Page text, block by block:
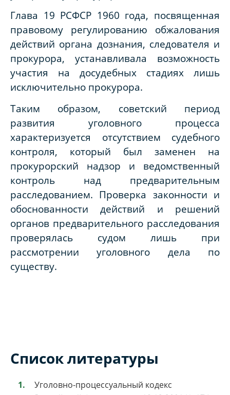
Глава 19 РСФСР 1960 года, посвященная
правовому регулированию обжалования
действий органа дознания, следователя и
прокурора, устанавливала возможность
участия на досудебных стадиях лишь
исключительно прокурора.
Таким образом, советский период
развития уголовного процесса
характеризуется отсутствием судебного
контроля, который был заменен на
прокурорский надзор и ведомственный
контроль над предварительным
расследованием. Проверка законности и
обоснованности действий и решений
органов предварительного расследования
проверялась судом лишь при
рассмотрении уголовного дела по
существу.
Список литературы
Уголовно-процессуальный кодекс